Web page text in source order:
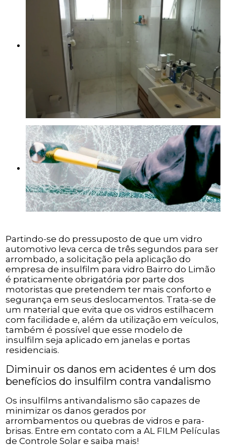
Partindo-se do pressuposto de que um vidro
automotivo leva cerca de três segundos para ser
arrombado, a solicitação pela aplicação do
empresa de insulfilm para vidro Bairro do Limão
é praticamente obrigatória por parte dos
motoristas que pretendem ter mais conforto e
segurança em seus deslocamentos. Trata-se de
um material que evita que os vidros estilhacem
com facilidade e, além da utilização em veículos,
também é possível que esse modelo de
insulfilm seja aplicado em janelas e portas
residenciais.
Diminuir os danos em acidentes é um dos
benefícios do insulfilm contra vandalismo
Os insulfilms antivandalismo são capazes de
minimizar os danos gerados por
arrombamentos ou quebras de vidros e para-
brisas. Entre em contato com a AL FILM Películas
de Controle Solar e saiba mais!